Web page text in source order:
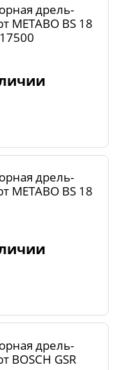
дрель-
METABO BS 18
дрель-
METABO BS 18
дрель-
BOSCH GSR